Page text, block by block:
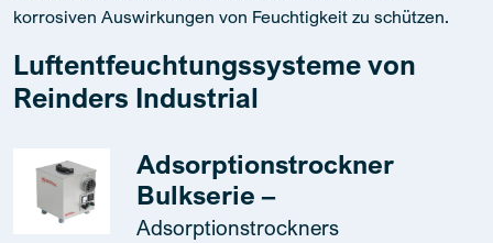
korrosiven Auswirkungen von Feuchtigkeit zu schützen.
Luftentfeuchtungssysteme von
Reinders Industrial
Adsorptionstrockner
Bulkserie –
Adsorptionstrockners